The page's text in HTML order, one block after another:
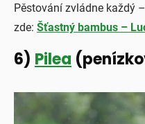
Pěstování zvládne každý
zde: Šťastný bambus –
6) Pilea